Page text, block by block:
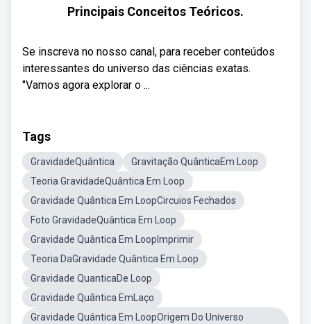
Principais Conceitos Teóricos.
Se inscreva no nosso canal, para receber conteúdos
interessantes do universo das ciências exatas.
"Vamos agora explorar o ...
Tags
GravidadeQuântica
Gravitação QuânticaEm Loop
Teoria GravidadeQuântica Em Loop
Gravidade Quântica Em LoopCircuios Fechados
Foto GravidadeQuântica Em Loop
Gravidade Quântica Em LoopImprimir
Teoria DaGravidade Quântica Em Loop
Gravidade QuanticaDe Loop
Gravidade Quântica EmLaço
Gravidade Quântica Em LoopOrigem Do Universo